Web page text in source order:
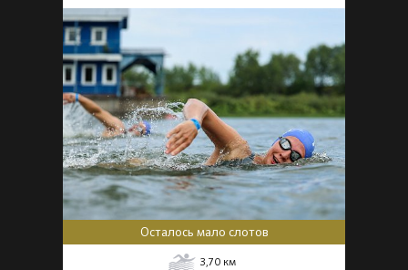
Осталось мало слотов
3,70 км